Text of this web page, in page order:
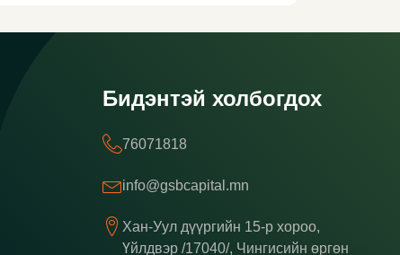
Бидэнтэй холбогдох
76071818
info@gsbcapital.mn
Хан-Уул дүүргийн 15-р хороо,
Үйлдвэр /17040/, Чингисийн өргөн